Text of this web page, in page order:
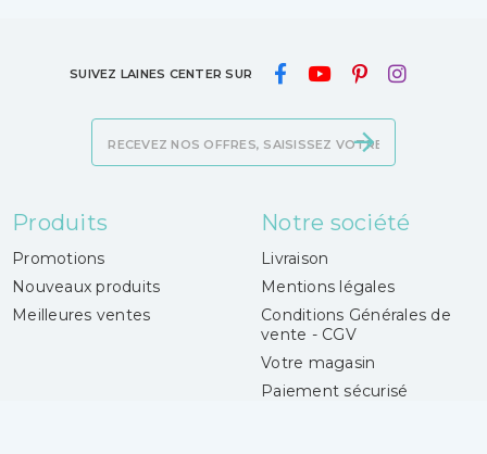
SUIVEZ LAINES CENTER SUR
Produits
Promotions
Nouveaux produits
Meilleures ventes
Notre société
Livraison
Mentions légales
Conditions Générales de
vente - CGV
Votre magasin
Paiement sécurisé